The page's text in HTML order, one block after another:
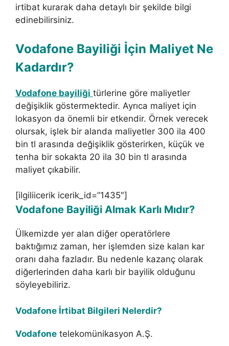
irtibat kurarak daha detaylı bir şekilde bilgi
edinebilirsiniz.
Vodafone Bayiliği İçin Maliyet Ne
Kadardır?
Vodafone bayiliği türlerine göre maliyetler
değişiklik göstermektedir. Ayrıca maliyet için
lokasyon da önemli bir etkendir. Örnek verecek
olursak, işlek bir alanda maliyetler 300 ila 400
bin tl arasında değişiklik gösterirken, küçük ve
tenha bir sokakta 20 ila 30 bin tl arasında
maliyet çıkabilir.
[ilgiliicerik icerik_id=”1435″]
Vodafone Bayiliği Almak Karlı Mıdır?
Ülkemizde yer alan diğer operatörlere
baktığımız zaman, her işlemden size kalan kar
oranı daha fazladır. Bu nedenle kazanç olarak
diğerlerinden daha karlı bir bayilik olduğunu
söyleyebiliriz.
Vodafone İrtibat Bilgileri Nelerdir?
Vodafone telekomünikasyon A.Ş.